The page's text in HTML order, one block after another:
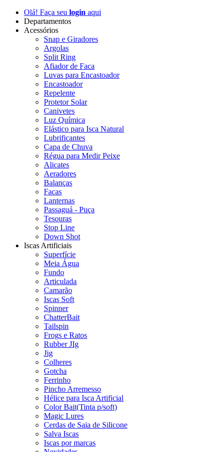
Olá! Faça seu login aqui
Departamentos
Acessórios
Snap e Giradores
Argolas
Split Ring
Afiador de Faca
Luvas para Encastoador
Encastoador
Repelente
Protetor Solar
Canivetes
Luz Química
Elástico para Isca Natural
Lubrificantes
Capa de Chuva
Régua para Medir Peixe
Alicates
Aeradores
Balanças
Facas
Lanternas
Passaguá - Puça
Tesouras
Stop Line
Down Shot
Iscas Artificiais
Superfície
Meia Água
Fundo
Articulada
Camarão
Iscas Soft
Spinner
ChatterBait
Tailspin
Frogs e Ratos
Rubber JIg
Jig
Colheres
Gotcha
Ferrinho
Pincho Arremesso
Hélice para Isca Artificial
Color Bait(Tinta p/soft)
Magic Lures
Cerdas de Saia de Silicone
Salva Iscas
Iscas por marcas